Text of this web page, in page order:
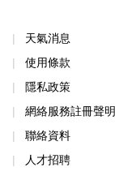
天氣消息
使用條款
隱私政策
網絡服務註冊聲明
聯絡資料
人才招聘